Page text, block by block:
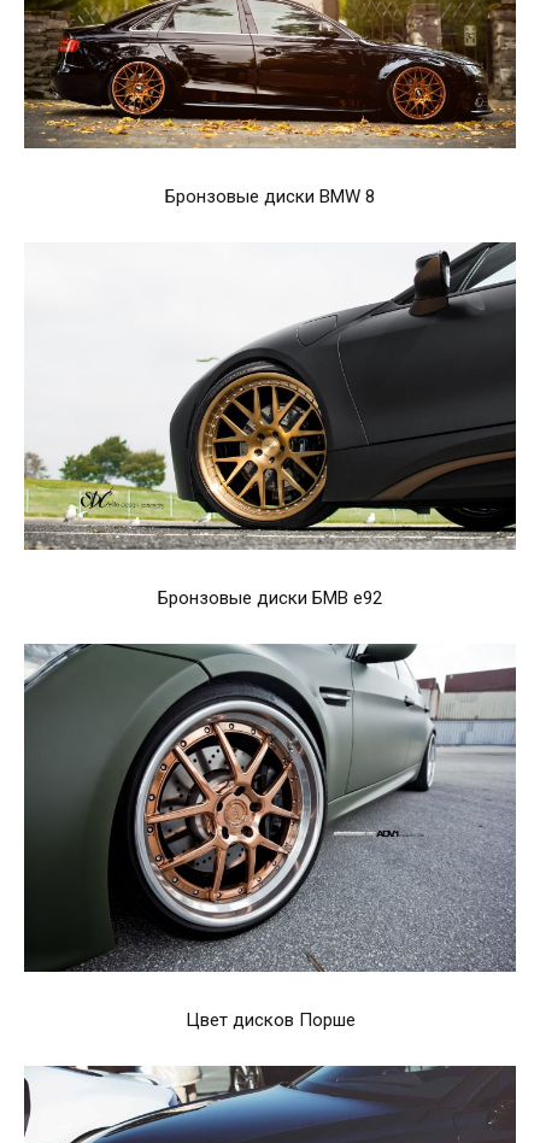
Бронзовые диски BMW 8
Бронзовые диски БМВ е92
Цвет дисков Порше